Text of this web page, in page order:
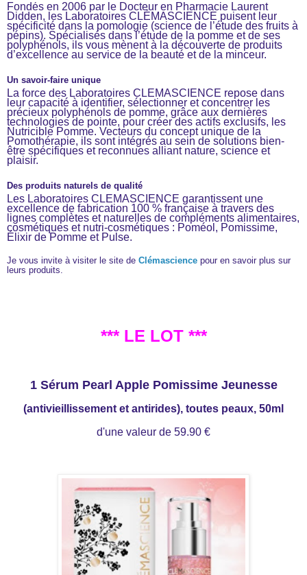
Fondés en 2006 par le Docteur en Pharmacie Laurent
Didden, les Laboratoires CLÉMASCIENCE puisent leur
spécificité dans la pomologie (science de l’étude des fruits à
pépins). Spécialisés dans l’étude de la pomme et de ses
polyphénols, ils vous mènent à la découverte de produits
d’excellence au service de la beauté et de la minceur.
Un savoir-faire unique
La force des Laboratoires CLÉMASCIENCE repose dans
leur capacité à identifier, sélectionner et concentrer les
précieux polyphénols de pomme, grâce aux dernières
technologies de pointe, pour créer des actifs exclusifs, les
Nutricible Pomme. Vecteurs du concept unique de la
Pomothérapie, ils sont intégrés au sein de solutions bien-
être spécifiques et reconnues alliant nature, science et
plaisir.
Des produits naturels de qualité
Les Laboratoires CLÉMASCIENCE garantissent une
excellence de fabrication 100 % française à travers des
lignes complètes et naturelles de compléments alimentaires,
cosmétiques et nutri-cosmétiques : Poméol, Pomissime,
Élixir de Pomme et Pulse.
Je vous invite à visiter le site de Clémascience pour en savoir plus sur
leurs produits.
*** LE LOT ***
1 Sérum Pearl Apple Pomissime Jeunesse
(antivieillissement et antirides), toutes peaux, 50ml
d'une valeur de 59.90 €